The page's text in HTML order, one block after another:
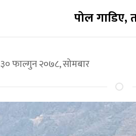
पोल गाडिए,
३० फाल्गुन २०७८, सोमबार